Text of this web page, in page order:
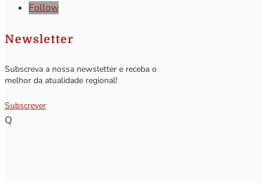
Follow
Newsletter
Subscreva a nossa newsletter e receba o
melhor da atualidade regional!
Subscrever
Q